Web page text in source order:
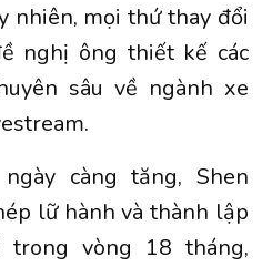
nhiên, mọi thứ thay đổi
nghị ông thiết kế các
sâu về ngành xe
càng tăng, Shen
lữ hành và thành lập
trong vòng 18 tháng,